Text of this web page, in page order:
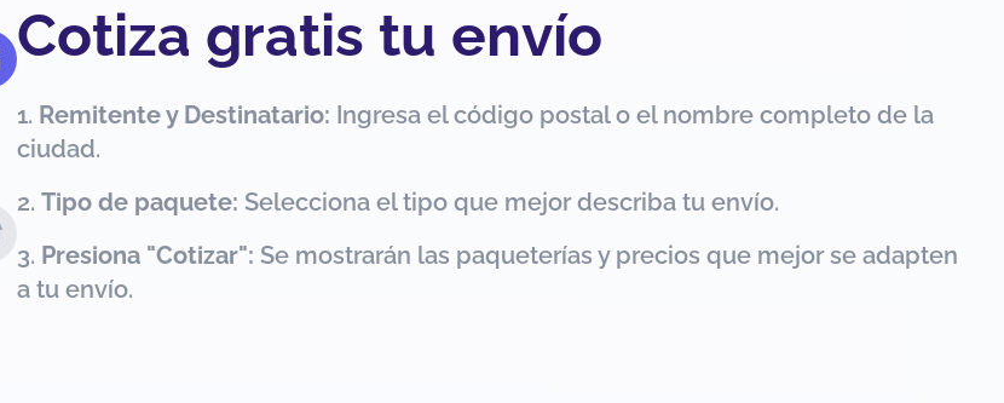
Cotiza gratis tu envío
Remitente y Destinatario: Ingresa el código postal o el nombre completo de la
ciudad.
Tipo de paquete: Selecciona el tipo que mejor describa tu envío.
Presiona "Cotizar": Se mostrarán las paqueterías y precios que mejor se adapten
a tu envío.